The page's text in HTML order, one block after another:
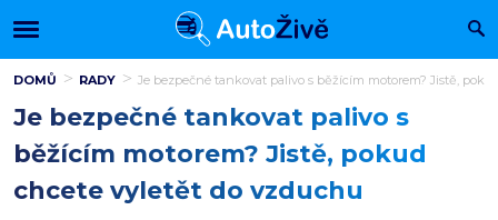
DOMŮ RADY Je bezpečné tankovat palivo s běžícím motorem? Jistě,
Je bezpečné tankovat palivo s
běžícím motorem? Jistě, pokud
chcete vyletět do vzduchu